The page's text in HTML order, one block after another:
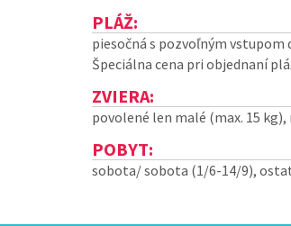
PLÁŽ:
piesočná s pozvoľným vstupom
Špeciálna cena pri objednaní
ZVIERA:
povolené len malé (max. 15
POBYT:
sobota/ sobota (1/6-14/9),